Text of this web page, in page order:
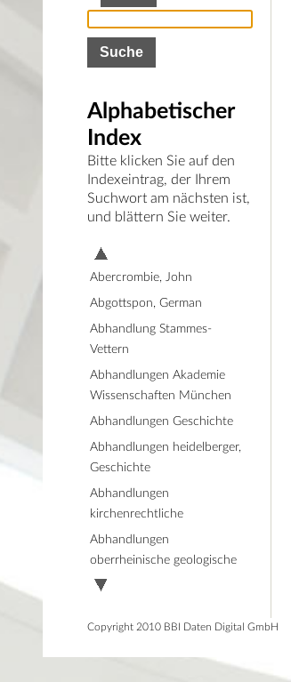
Alphabetischer
Index
Bitte klicken Sie auf den
Indexeintrag, der Ihrem
Suchwort am nächsten ist,
und blättern Sie weiter.
Abercrombie, John
Abgottspon, German
Abhandlung Stammes-
Vettern
Abhandlungen Akademie
Wissenschaften München
Abhandlungen Geschichte
Abhandlungen heidelberger,
Geschichte
Abhandlungen
kirchenrechtliche
Abhandlungen
oberrheinische geologische
Copyright 2010 BBI Daten Digital GmbH